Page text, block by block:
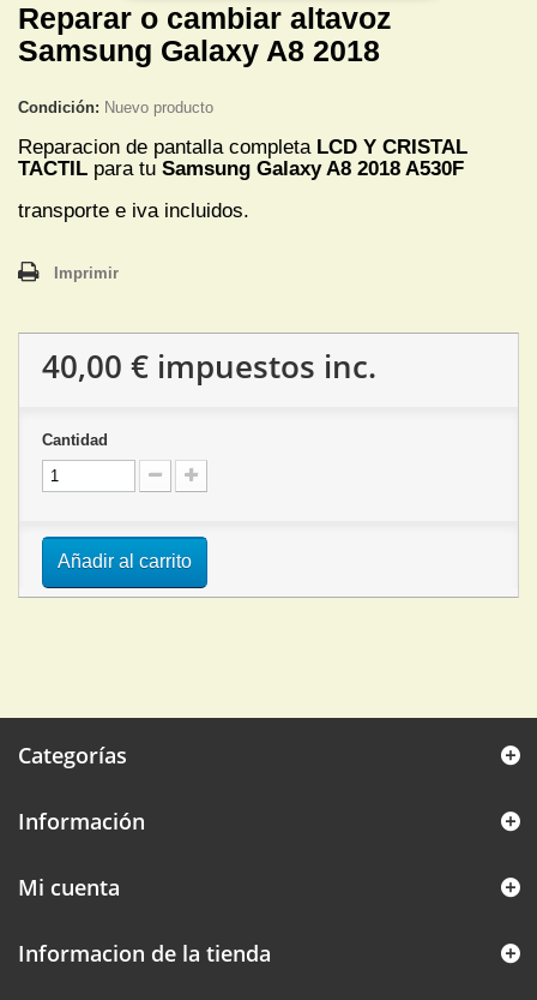
Reparar o cambiar altavoz
Samsung Galaxy A8 2018
Condición: Nuevo producto
Reparacion de pantalla completa LCD Y CRISTAL
TACTIL para tu Samsung Galaxy A8 2018 A530F
transporte e iva incluidos.
Imprimir
40,00 € impuestos inc.
Cantidad
Añadir al carrito
Categorías
Información
Mi cuenta
Informacion de la tienda